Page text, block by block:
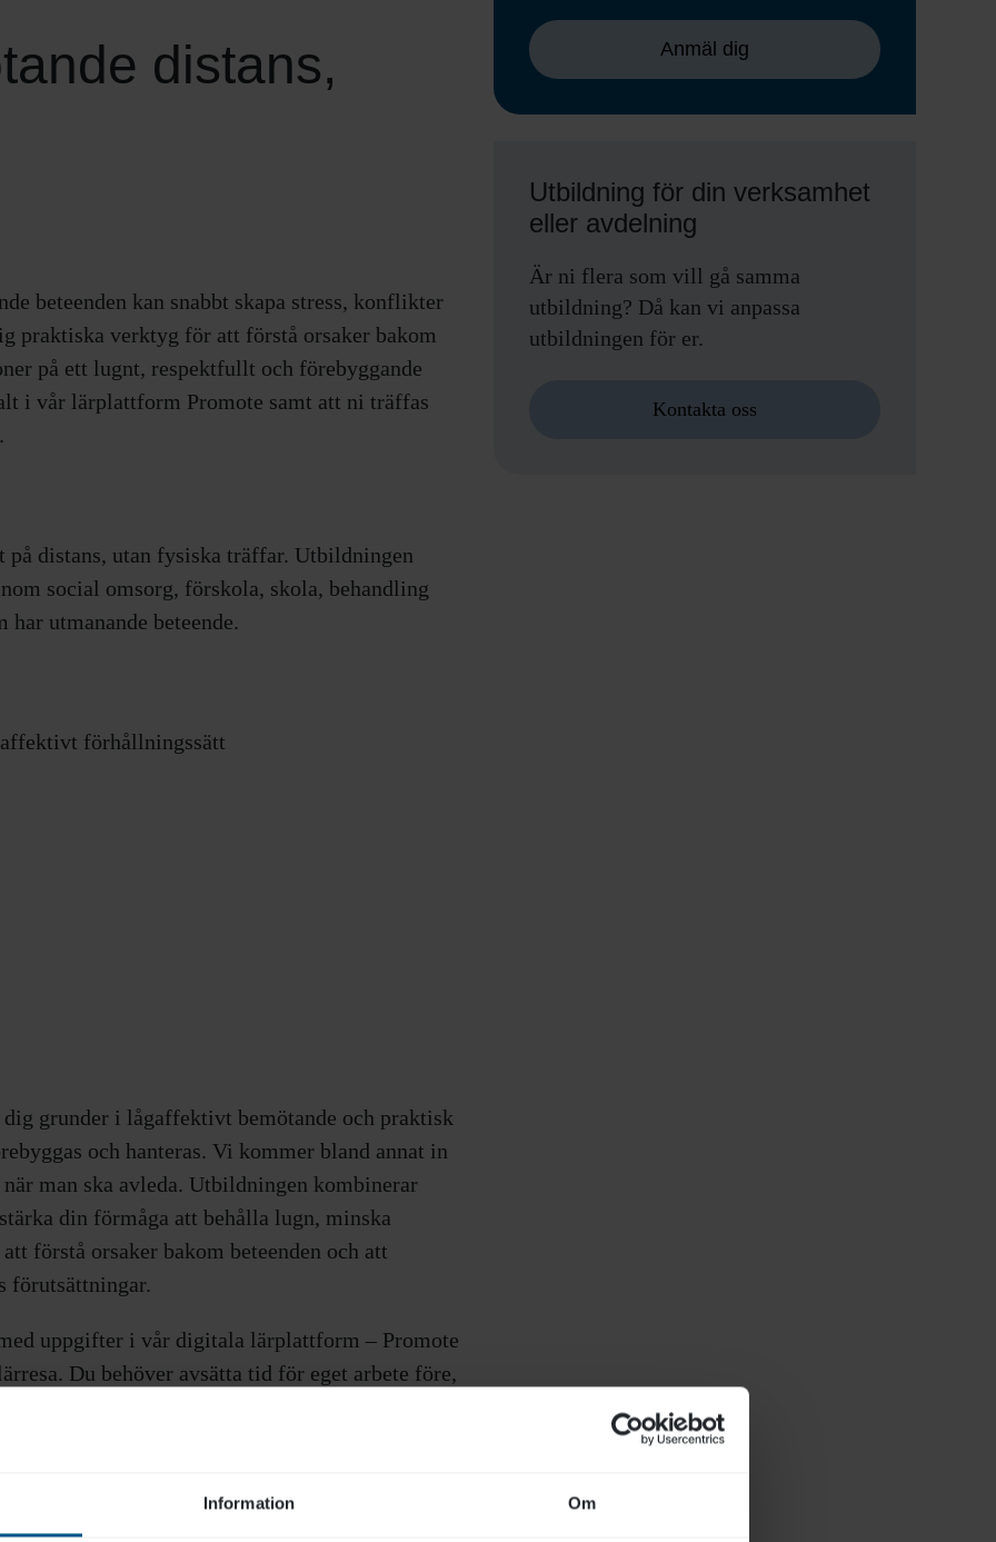
Information Om
distans,
beteenden kan snabbt skapa stress, konflikter
praktiska verktyg för att förstå orsaker bakom
på ett lugnt, respektfullt och förebyggande
i vår lärplattform Promote samt att ni träffas
distans, utan fysiska träffar. Utbildningen
social omsorg, förskola, skola, behandling
utmanande beteende.
förhållningssätt
grunder i lågaffektivt bemötande och praktisk
och hanteras. Vi kommer bland annat in
man ska avleda. Utbildningen kombinerar
din förmåga att behålla lugn, minska
förstå orsaker bakom beteenden och att
förutsättningar.
uppgifter i vår digitala lärplattform – Promote
Du behöver avsätta tid för eget arbete före,
dig genom programmet för att coacha dig
du ha kontakt med dina kurskamrater
deltagit på samtliga träffar och genomfört alla
Anmäl dig
Utbildning för din verksamhet
eller avdelning
Är ni flera som vill gå samma
utbildning? Då kan vi anpassa
utbildningen för er.
Kontakta oss